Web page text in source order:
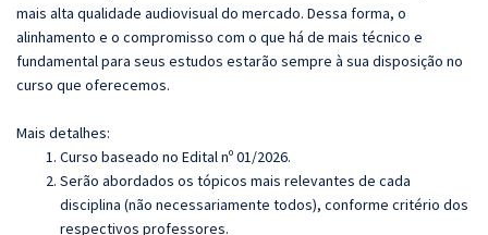
mais alta qualidade audiovisual do mercado. Dessa forma, o
alinhamento e o compromisso com o que há de mais técnico e
fundamental para seus estudos estarão sempre à sua disposição no
curso que oferecemos.
Mais detalhes:
Curso baseado no Edital nº 01/2026.
Serão abordados os tópicos mais relevantes de cada
disciplina (não necessariamente todos), conforme critério dos
respectivos professores.